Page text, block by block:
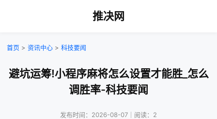
推决网
首页 > 资讯中心 > 科技要闻
避坑运筹!小程序麻将怎么设置才能胜_怎么
调胜率-科技要闻
发布时间：2026-08-07｜阅读：2